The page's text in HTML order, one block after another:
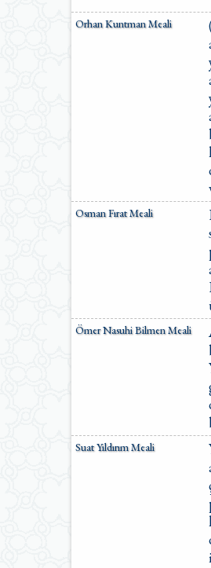
Orhan Kuntman Meali
Osman Fırat Meali
Ömer Nasuhi Bilmen Meali
Suat Yıldırım Meali